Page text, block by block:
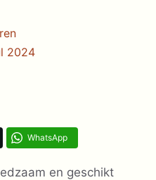
2024
WhatsApp
en geschikt